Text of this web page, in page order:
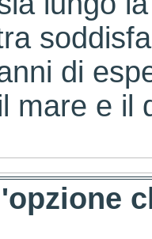
di
mare e il